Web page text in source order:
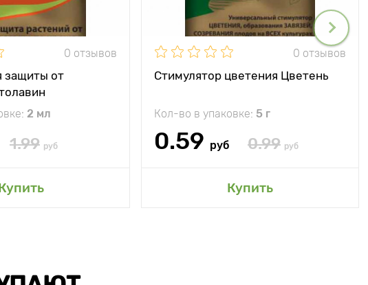
0 отзывов
защиты от
2 мл
1.99 руб
0 отзывов
Стимулятор цветения Цветень
Кол-во в упаковке: 5 г
0.59 руб 0.99 руб
Купить